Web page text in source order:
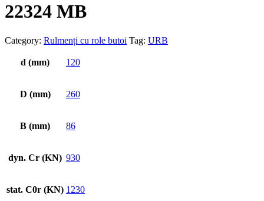
22324 MB
Category: Rulmenți cu role butoi Tag: URB
d (mm) 120
D (mm) 260
B (mm) 86
dyn. Cr (KN) 930
stat. C0r (KN) 1230